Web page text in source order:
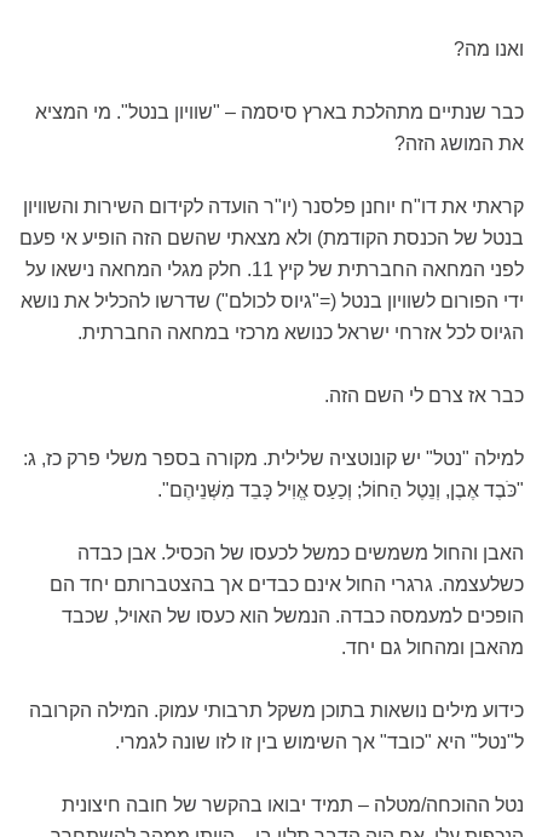
ואנו מה?
כבר שנתיים מתהלכת בארץ סיסמה – "שוויון בנטל". מי המציא
את המושג הזה?
קראתי את דו"ח יוחנן פלסנר (יו"ר הועדה לקידום השירות והשוויון
בנטל של הכנסת הקודמת) ולא מצאתי שהשם הזה הופיע אי פעם
לפני המחאה החברתית של קיץ 11. חלק מגלי המחאה נישאו על
ידי הפורום לשוויון בנטל (="גיוס לכולם") שדרשו להכליל את נושא
הגיוס לכל אזרחי ישראל כנושא מרכזי במחאה החברתית.
כבר אז צרם לי השם הזה.
למילה "נטל" יש קונוטציה שלילית. מקורה בספר משלי פרק כז, ג:
"כֹּבֶד אֶבֶן, וְנֵטֶל הַחוֹל; וְכַעַס אֱוִיל כָּבֵד מִשְּׁנֵיהֶם".
האבן והחול משמשים כמשל לכעסו של הכסיל. אבן כבדה
כשלעצמה. גרגרי החול אינם כבדים אך בהצטברותם יחד הם
הופכים למעמסה כבדה. הנמשל הוא כעסו של האויל, שכבד
מהאבן ומהחול גם יחד.
כידוע מילים נושאות בתוכן משקל תרבותי עמוק. המילה הקרובה
ל"נטל" היא "כובד" אך השימוש בין זו לזו שונה לגמרי.
נטל ההוכחה/מטלה – תמיד יבואו בהקשר של חובה חיצונית